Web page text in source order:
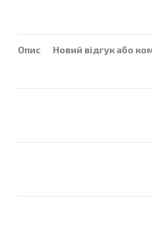
Опис Новий відгук або